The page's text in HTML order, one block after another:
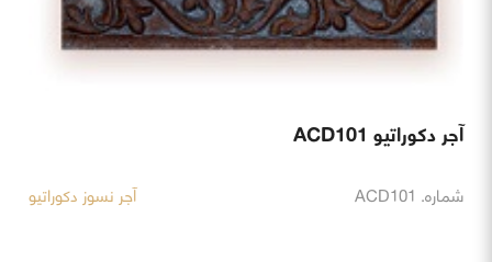
آجر دکوراتیو ACD101
شماره. ACD101 آجر نسوز دکوراتیو